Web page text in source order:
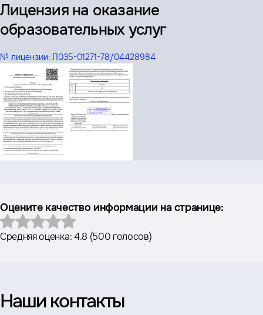
Лицензия на оказание
образовательных услуг
№ лицензии: Л035-01271-78/04428984
Оцените качество информации на странице:
Средняя оценка:4.8 (500 голосов)
Наши контакты